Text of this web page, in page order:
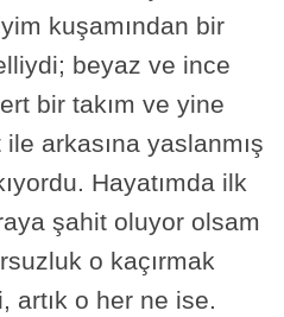
kuşamından bir
beyaz ve ince
bir takım ve yine
arkasına yaslanmış
Hayatımda ilk
şahit oluyor olsam
o kaçırmak
artık o her ne ise.